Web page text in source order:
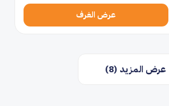
عرض الغرف
عرض المزيد (8)